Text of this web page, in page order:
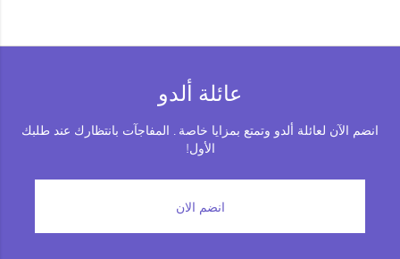
عائلة ألدو
انضم الآن لعائلة ألدو وتمتع بمزايا خاصة . المفاجآت بانتظارك عند طلبك
الأول!
انضم الان